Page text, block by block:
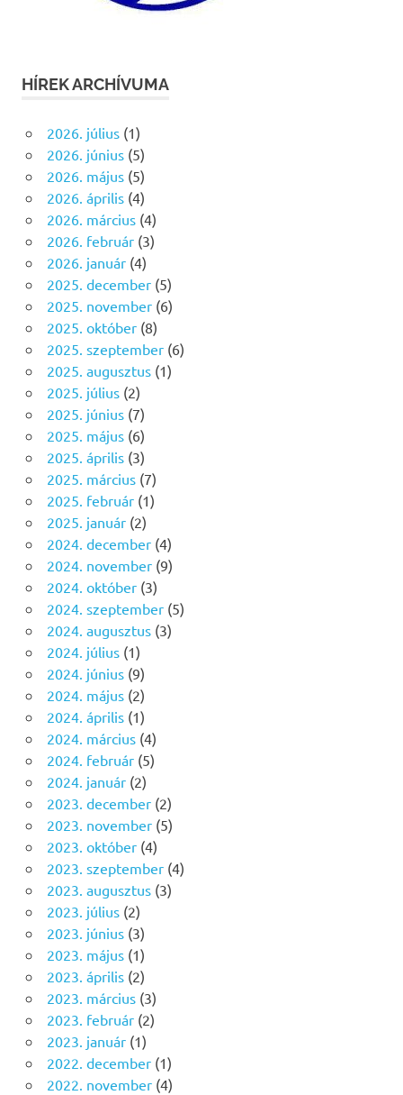
HÍREK ARCHÍVUMA
2026. július(1)
2026. június(5)
2026. május(5)
2026. április(4)
2026. március(4)
2026. február(3)
2026. január(4)
2025. december(5)
2025. november(6)
2025. október(8)
2025. szeptember(6)
2025. augusztus(1)
2025. július(2)
2025. június(7)
2025. május(6)
2025. április(3)
2025. március(7)
2025. február(1)
2025. január(2)
2024. december(4)
2024. november(9)
2024. október(3)
2024. szeptember(5)
2024. augusztus(3)
2024. július(1)
2024. június(9)
2024. május(2)
2024. április(1)
2024. március(4)
2024. február(5)
2024. január(2)
2023. december(2)
2023. november(5)
2023. október(4)
2023. szeptember(4)
2023. augusztus(3)
2023. július(2)
2023. június(3)
2023. május(1)
2023. április(2)
2023. március(3)
2023. február(2)
2023. január(1)
2022. december(1)
2022. november(4)